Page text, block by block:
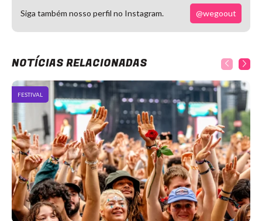
Siga também nosso perfil no Instagram. @wegoout
NOTÍCIAS RELACIONADAS
FESTIVAL